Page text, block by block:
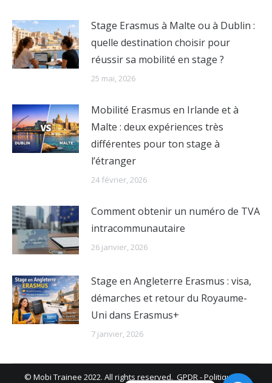
Stage Erasmus à Malte ou à Dublin :
quelle destination choisir pour
réussir sa mobilité en stage ?
25 mai, 2026
Mobilité Erasmus en Irlande et à
Malte : deux expériences très
différentes pour ton stage à
l’étranger
24 février, 2026
Comment obtenir un numéro de TVA
intracommunautaire
26 janvier, 2026
Stage en Angleterre Erasmus : visa,
démarches et retour du Royaume-
Uni dans Erasmus+
7 janvier, 2026
© Mobi Trainee 2022. All rights reserved. GPDR-Politique de